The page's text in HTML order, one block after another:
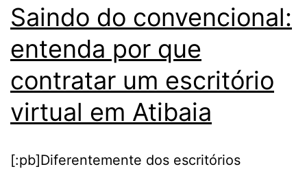
Saindo do convencional:
entenda por que
contratar um escritório
virtual em Atibaia
[:pb]Diferentemente dos escritórios